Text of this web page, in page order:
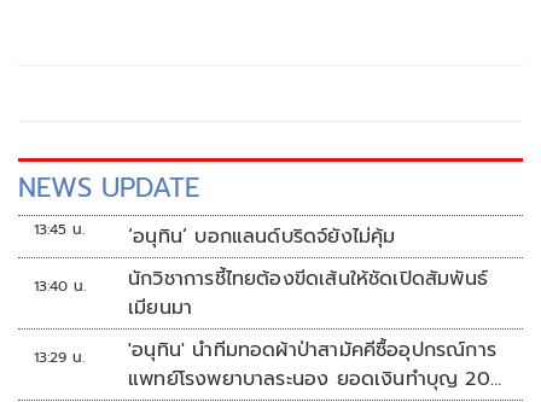
NEWS UPDATE
13:45 น. ‘อนุทิน’ บอกแลนด์บริดจ์ยังไม่คุ้ม
13:40 น.
นักวิชาการชี้ไทยต้องขีดเส้นให้ชัดเปิดสัมพันธ์
เมียนมา
13:29 น.
'อนุทิน' นำทีมทอดผ้าป่าสามัคคีซื้ออุปกรณ์การ
แพทย์โรงพยาบาลระนอง ยอดเงินทำบุญ 20